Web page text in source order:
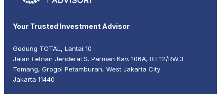
Your Trusted Investment Advisor
Gedung TOTAL, Lantai 10
Jalan Letnan Jenderal S. Parman Kav. 106A, RT.12/RW.3
Tomang, Grogol Petamburan, West Jakarta City
Jakarta 11440